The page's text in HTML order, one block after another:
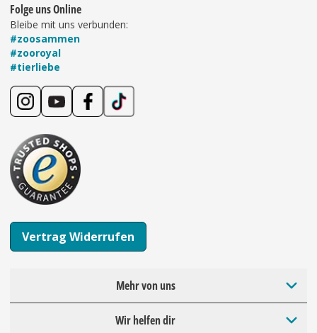
Folge uns Online
Bleibe mit uns verbunden:
#zoosammen
#zooroyal
#tierliebe
Vertrag Widerrufen
Mehr von uns
Wir helfen dir